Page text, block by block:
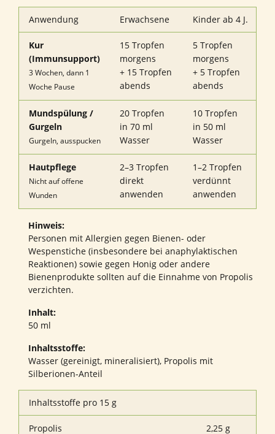
Anwendung Erwachsene Kinder ab 4 J.
Kur
(Immunsupport)
3 Wochen, dann 1
Woche Pause
15 Tropfen
morgens
+ 15 Tropfen
abends
5 Tropfen
morgens
+ 5 Tropfen
abends
Mundspülung /
Gurgeln
Gurgeln, ausspucken
20 Tropfen
in 70 ml
Wasser
10 Tropfen
in 50 ml
Wasser
Hautpflege
Nicht auf offene
Wunden
2–3 Tropfen
direkt
anwenden
1–2 Tropfen
verdünnt
anwenden
Hinweis:
Personen mit Allergien gegen Bienen- oder
Wespenstiche (insbesondere bei anaphylaktischen
Reaktionen) sowie gegen Honig oder andere
Bienenprodukte sollten auf die Einnahme von Propolis
verzichten.
Inhalt:
50 ml
Inhaltsstoffe:
Wasser (gereinigt, mineralisiert), Propolis mit
Silberionen-Anteil
Inhaltsstoffe pro 15 g
Propolis 2,25 g